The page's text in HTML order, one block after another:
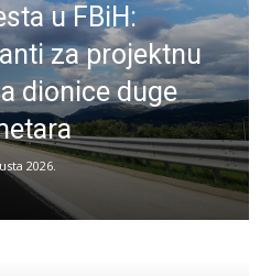
u FBiH:
za projektnu
dionice duge
2026.